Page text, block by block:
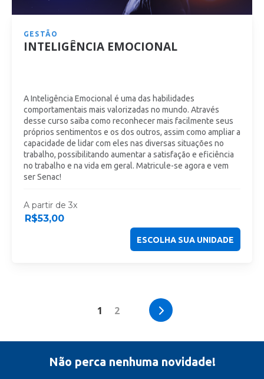
GESTÃO
INTELIGÊNCIA EMOCIONAL
A Inteligência Emocional é uma das habilidades
comportamentais mais valorizadas no mundo. Através
desse curso saiba como reconhecer mais facilmente seus
próprios sentimentos e os dos outros, assim como ampliar a
capacidade de lidar com eles nas diversas situações no
trabalho, possibilitando aumentar a satisfação e eficiência
no trabalho e na vida em geral. Matricule-se agora e vem
ser Senac!
A partir de 3x
R$53,00
ESCOLHA SUA UNIDADE
1 2
Não perca nenhuma novidade!